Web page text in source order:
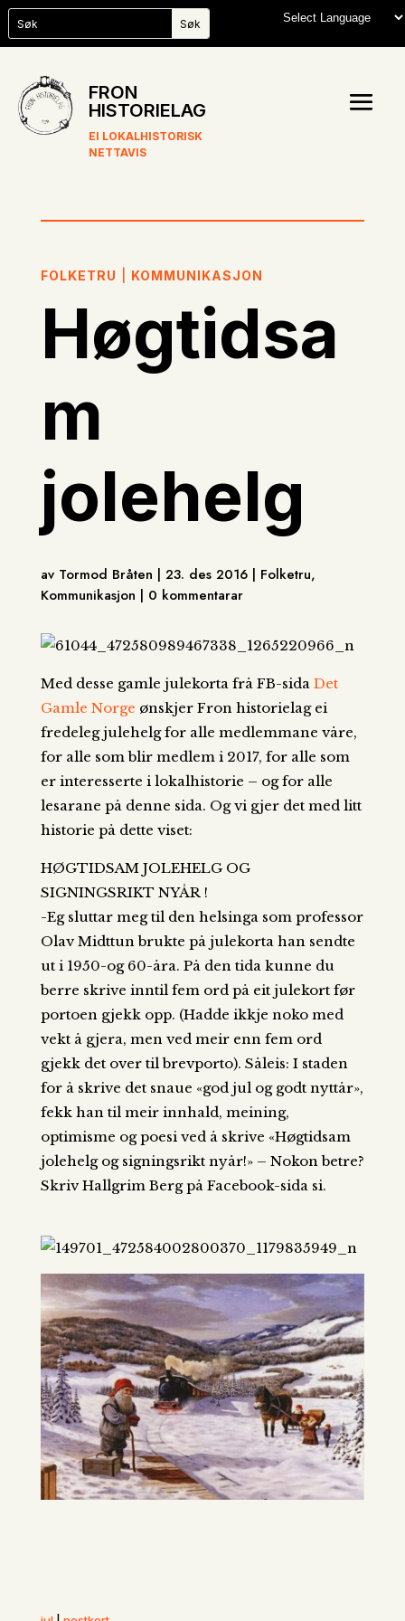
FRON
HISTORIELAG
EI LOKALHISTORISK
NETTAVIS
FOLKETRU KOMMUNIKASJON
Høgtidsa
m
jolehelg
av Tormod Bråten | 23. des 2016 | Folketru,
Kommunikasjon | 0 kommentarar
Med desse gamle julekorta frå FB-sida Det
Gamle Norge ønskjer Fron historielag ei
fredeleg julehelg for alle medlemmane våre,
for alle som blir medlem i 2017, for alle som
er interesserte i lokalhistorie – og for alle
lesarane på denne sida. Og vi gjer det med litt
historie på dette viset:
HØGTIDSAM JOLEHELG OG
SIGNINGSRIKT NYÅR !
-Eg sluttar meg til den helsinga som professor
Olav Midttun brukte på julekorta han sendte
ut i 1950-og 60-åra. På den tida kunne du
berre skrive inntil fem ord på eit julekort før
portoen gjekk opp. (Hadde ikkje noko med
vekt å gjera, men ved meir enn fem ord
gjekk det over til brevporto). Såleis: I staden
for å skrive det snaue «god jul og godt nyttår»,
fekk han til meir innhald, meining,
optimisme og poesi ved å skrive «Høgtidsam
jolehelg og signingsrikt nyår!» – Nokon betre?
Skriv Hallgrim Berg på Facebook-sida si.